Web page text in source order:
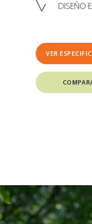
DISEÑO
VER